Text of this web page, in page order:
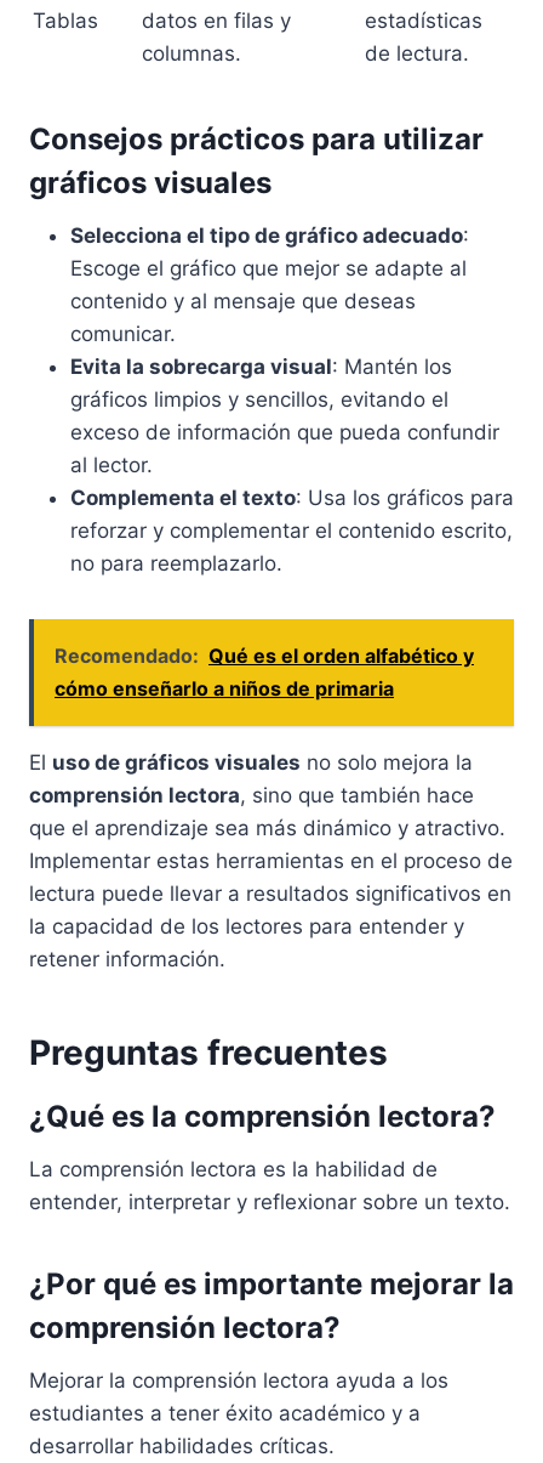
Tablas
datos en filas y
columnas.
estadísticas
de lectura.
Consejos prácticos para utilizar
gráficos visuales
Selecciona el tipo de gráfico adecuado:
Escoge el gráfico que mejor se adapte al
contenido y al mensaje que deseas
comunicar.
Evita la sobrecarga visual: Mantén los
gráficos limpios y sencillos, evitando el
exceso de información que pueda confundir
al lector.
Complementa el texto: Usa los gráficos para
reforzar y complementar el contenido escrito,
no para reemplazarlo.
Recomendado: Qué es el orden alfabético y
cómo enseñarlo a niños de primaria
El uso de gráficos visuales no solo mejora la
comprensión lectora, sino que también hace
que el aprendizaje sea más dinámico y atractivo.
Implementar estas herramientas en el proceso de
lectura puede llevar a resultados significativos en
la capacidad de los lectores para entender y
retener información.
Preguntas frecuentes
¿Qué es la comprensión lectora?
La comprensión lectora es la habilidad de
entender, interpretar y reflexionar sobre un texto.
¿Por qué es importante mejorar la
comprensión lectora?
Mejorar la comprensión lectora ayuda a los
estudiantes a tener éxito académico y a
desarrollar habilidades críticas.